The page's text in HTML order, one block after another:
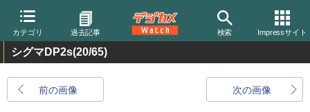
カテゴリ 過去記事 検索 Impressサイト
シグマDP2s(20/65)
前の画像 次の画像